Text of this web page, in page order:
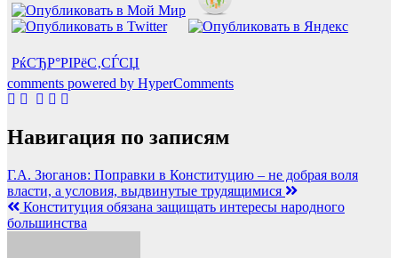
РќСЂР°РІРёС‚СЃСЏ
comments powered by HyperComments
Навигация по записям
Г.А. Зюганов: Поправки в Конституцию – не добрая воля
власти, а условия, выдвинутые трудящимися
Конституция обязана защищать интересы народного
большинства